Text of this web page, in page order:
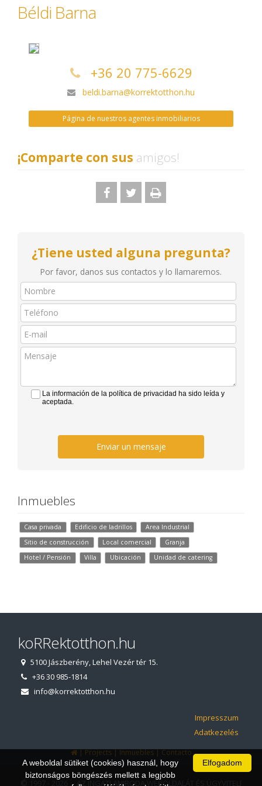
Béldi Barna
+36 20 775-6629
beldi.barna@korrektotthon.hu
Página de nuestros agentes inmobiliarios
¡Comparte con sus amigos!
¿Tiene usted alguna pregunta?
Por favor, danos sus contactos y lo llamaremos.
La información de la política de privacidad ha sido leída y
aceptada.
Enviar un mensaje
Inmuebles
Casa privada Edificio de ladrillos
Area Industrial
Sitio de construcción
Local comercial
Granja
Hotel / Pensión
Villa Ubicación Unidad de catering
koRRektotthon.hu
5100 Jászberény, Lehel Vezér tér 15.
+36 30 985-1814
info@korrektotthon.hu
Impresszum
Adatkezelés
|Projects|Inmuebles|Contacto
© 1997 - 2026 AZ INGATLANIRODA WEBOLDALÁT ÉS ÜGYVITELI
Elfogadom
A weboldal sütiket (cookies) használ, hogy
biztonságos böngészés mellett a legjobb